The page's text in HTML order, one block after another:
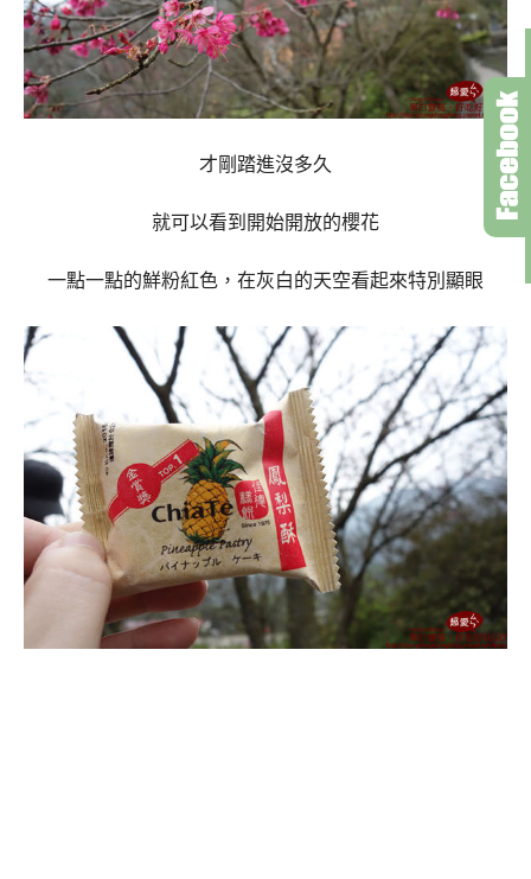
才剛踏進沒多久
就可以看到開始開放的櫻花
一點一點的鮮粉紅色，在灰白的天空看起來特別顯眼